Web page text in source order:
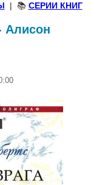
| 📚 СЕРИИ КНИГ
Алисон